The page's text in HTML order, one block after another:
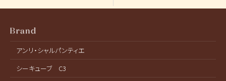
アンリ・シャルパンティエ
シーキューブ C3